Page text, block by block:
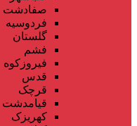
صفادشت
فردوسیه
گلستان
فشم
فیروزکوه
قدس
قرچک
قیامدشت
کهریزک